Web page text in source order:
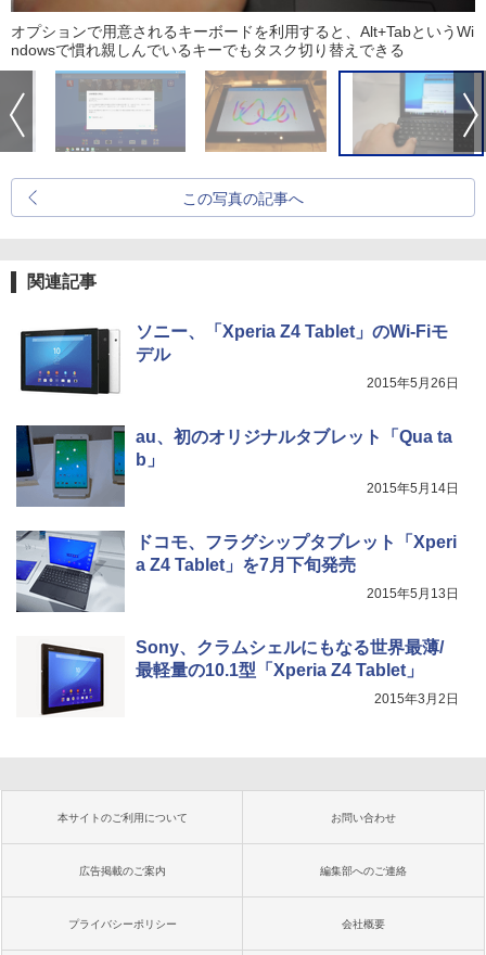
オプションで用意されるキーボードを利用すると、Alt+TabというWi
ndowsで慣れ親しんでいるキーでもタスク切り替えできる
この写真の記事へ
関連記事
ソニー、「Xperia Z4 Tablet」のWi-Fiモ
デル
2015年5月26日
au、初のオリジナルタブレット「Qua ta
b」
2015年5月14日
ドコモ、フラグシップタブレット「Xperi
a Z4 Tablet」を7月下旬発売
2015年5月13日
Sony、クラムシェルにもなる世界最薄/
最軽量の10.1型「Xperia Z4 Tablet」
2015年3月2日
本サイトのご利用について お問い合わせ
広告掲載のご案内 編集部へのご連絡
プライバシーポリシー 会社概要